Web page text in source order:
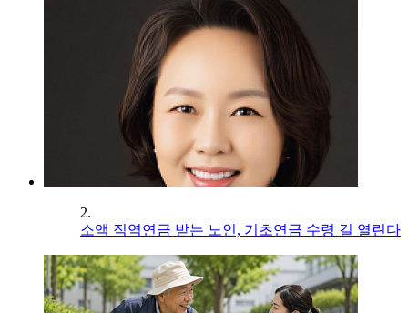
2.
소액 직역연금 받는 노인, 기초연금 수령 길 열린다